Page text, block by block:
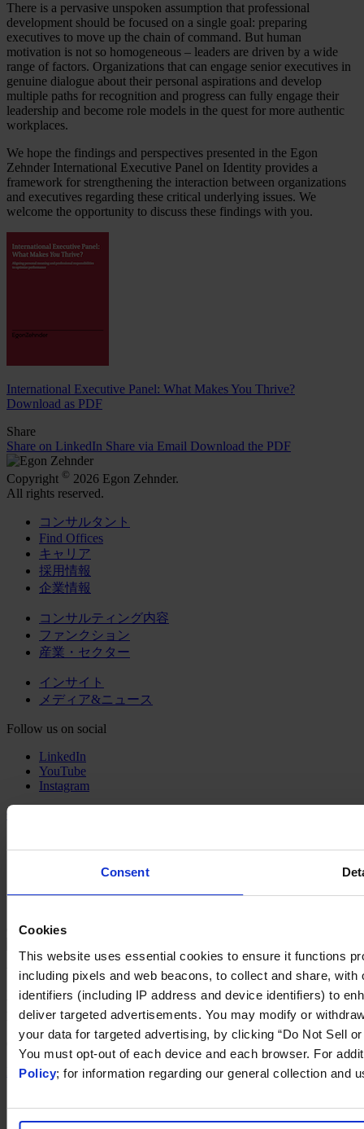
Consent
Cookies
This website uses essential cookies to ensure it functions
including pixels and web beacons, to collect and share,
identifiers (including IP address and device identifiers) to
deliver targeted advertisements. You may modify or
your data for targeted advertising, by clicking “Do Not Sell
You must opt-out of each device and each browser. For
Policy; for information regarding our general collection and
There is a pervasive unspoken assumption that professional
development should be focused on a single goal: preparing
executives to move up the chain of command. But human
motivation is not so homogeneous – leaders are driven by a wide
range of factors. Organizations that can engage senior executives in
genuine dialogue about their personal aspirations and develop
multiple paths for recognition and progress can fully engage their
leadership and become role models in the quest for more authentic
workplaces.
We hope the findings and perspectives presented in the Egon
Zehnder International Executive Panel on Identity provides a
framework for strengthening the interaction between organizations
and executives regarding these critical underlying issues. We
welcome the opportunity to discuss these findings with you.
International Executive Panel: What Makes You Thrive?
Download as PDF
Share
Share on LinkedIn Share via Email Download the PDF
Copyright © 2026 Egon Zehnder.
All rights reserved.
コンサルタント
Find Offices
キャリア
採用情報
企業情報
コンサルティング内容
ファンクション
産業・セクター
インサイト
メディア&ニュース
Follow us on social
LinkedIn
YouTube
Instagram
代表連絡先
Privacy Policy
Changing language
You are switching to an alternate language version of the Egon
Zehnder website. The page you are currently on does not have a
translated version. If you continue, you will be taken to the alternate
language home page.
Continue to the
website
Back to top